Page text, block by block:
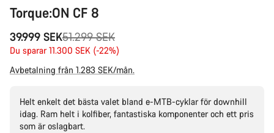
Torque:ON CF 8
39.999 SEK
Originalpris51.299 SEK
Du sparar 11.300 SEK (-22%)
Avbetalning från 1.283 SEK/mån.
Helt enkelt det bästa valet bland e-MTB-cyklar för downhill
idag. Ram helt i kolfiber, fantastiska komponenter och ett pris
som är oslagbart.